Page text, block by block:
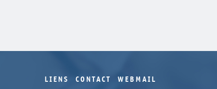
LIENS CONTACT WEBMAIL